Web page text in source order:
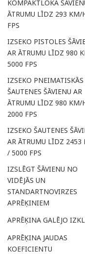
KOMPAKTLOKA
ĀTRUMU LĪDZ 293 KM/
FPS
IZSEKO PISTOLES
AR ĀTRUMU LĪDZ 980
5000 FPS
IZSEKO PNEIMATISKĀS
ŠAUTENES ŠĀVIENU AR
ĀTRUMU LĪDZ 980 KM/
2000 FPS
IZSEKO ŠAUTENES
AR ĀTRUMU LĪDZ 2453
/ 5000 FPS
IZSLĒGT ŠĀVIENU NO
VIDĒJĀS UN
STANDARTNOVIRZES
APRĒĶINIEM
APRĒĶINA GALĒJO
APRĒĶINA JAUDAS
KOEFICIENTU